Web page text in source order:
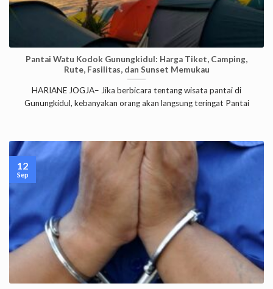
Pantai Watu Kodok Gunungkidul: Harga Tiket, Camping,
Rute, Fasilitas, dan Sunset Memukau
HARIANE JOGJA– Jika berbicara tentang wisata pantai di
Gunungkidul, kebanyakan orang akan langsung teringat Pantai
12
Sep